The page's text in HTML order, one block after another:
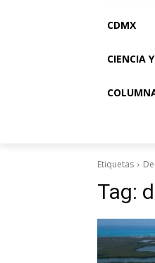
CDMX
CIENCIA
Etiquetas
Tag: